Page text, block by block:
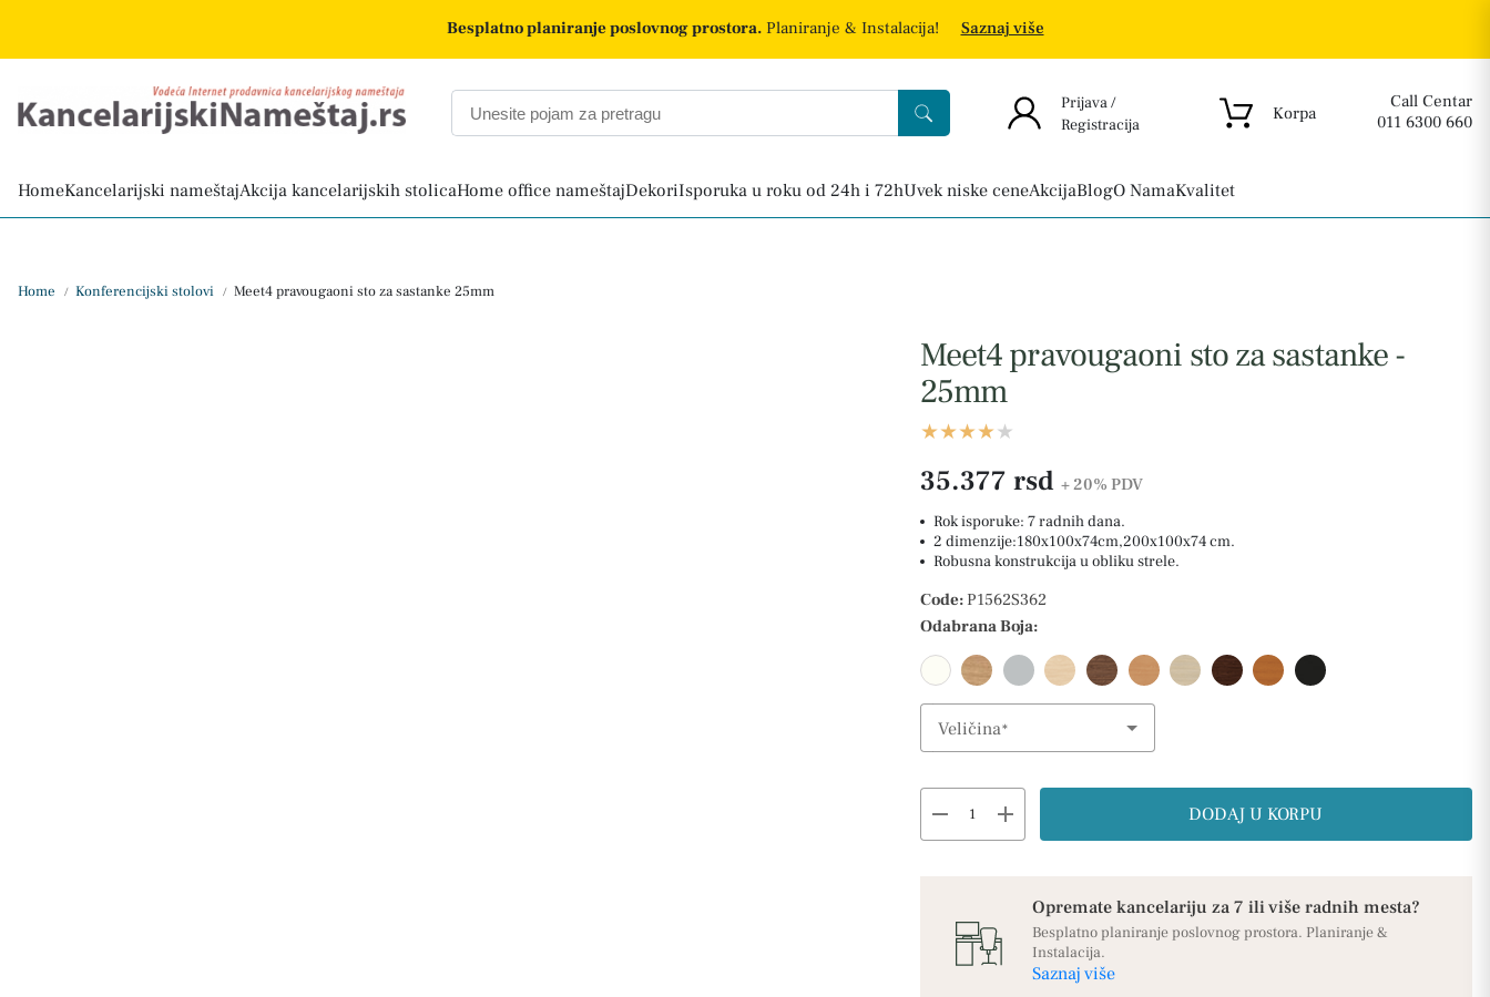
Besplatno planiranje poslovnog prostora.Planiranje & Instalacija! Saznaj više
Prijava /
Registracija
Korpa
Call Centar
011 6300 660
HomeKancelarijski nameštajAkcija kancelarijskih stolicaHome office nameštajDekoriIsporuka u roku od 24h i 72hUvek niske ceneAkcijaBlogO NamaKvalitet
Home / Konferencijski stolovi / Meet4 pravougaoni sto za sastanke 25mm
Meet4 pravougaoni sto za sastanke -
25mm
35.377 rsd + 20% PDV
Rok isporuke: 7 radnih dana.
2 dimenzije:180x100x74cm,200x100x74 cm.
Robusna konstrukcija u obliku strele.
Code: P1562S362
Odabrana Boja:
Veličina
Select Option
remove add DODAJ U KORPU
Opremate kancelariju za 7 ili više radnih mesta?
Besplatno planiranje poslovnog prostora. Planiranje &
Instalacija.
Saznaj više